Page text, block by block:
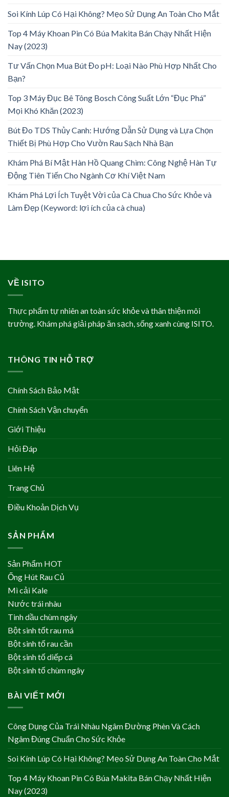
Soi Kính Lúp Có Hại Không? Mẹo Sử Dụng An Toàn Cho Mắt
Top 4 Máy Khoan Pin Có Búa Makita Bán Chạy Nhất Hiện
Nay (2023)
Tư Vấn Chọn Mua Bút Đo pH: Loại Nào Phù Hợp Nhất Cho
Bạn?
Top 3 Máy Đục Bê Tông Bosch Công Suất Lớn “Đục Phá”
Mọi Khó Khăn (2023)
Bút Đo TDS Thủy Canh: Hướng Dẫn Sử Dụng và Lựa Chọn
Thiết Bị Phù Hợp Cho Vườn Rau Sạch Nhà Bạn
Khám Phá Bí Mật Hàn Hồ Quang Chìm: Công Nghệ Hàn Tự
Động Tiên Tiến Cho Ngành Cơ Khí Việt Nam
Khám Phá Lợi Ích Tuyệt Vời của Cà Chua Cho Sức Khỏe và
Làm Đẹp (Keyword: lợi ích của cà chua)
VỀ ISITO
Thực phẩm tự nhiên an toàn sức khỏe và thân thiện môi
trường. Khám phá giải pháp ăn sạch, sống xanh cùng ISITO.
THÔNG TIN HỖ TRỢ
Chính Sách Bảo Mật
Chính Sách Vận chuyển
Giới Thiệu
Hỏi Đáp
Liên Hệ
Trang Chủ
Điều Khoản Dịch Vụ
SẢN PHẨM
Sản Phẩm HOT
Ống Hút Rau Củ
Mì cải Kale
Nước trái nhàu
Tinh dầu chùm ngây
Bột sinh tốt rau má
Bột sinh tố rau cần
Bột sinh tố diếp cá
Bột sinh tố chùm ngây
BÀI VIẾT MỚI
Công Dụng Của Trái Nhàu Ngâm Đường Phèn Và Cách
Ngâm Đúng Chuẩn Cho Sức Khỏe
Soi Kính Lúp Có Hại Không? Mẹo Sử Dụng An Toàn Cho Mắt
Top 4 Máy Khoan Pin Có Búa Makita Bán Chạy Nhất Hiện
Nay (2023)